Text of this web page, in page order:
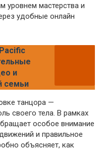
уровнем мастерства и
удобные онлайн
и
семьи
танцора —
своего тела. В рамках
особое внимание
и правильное
объясняет, как